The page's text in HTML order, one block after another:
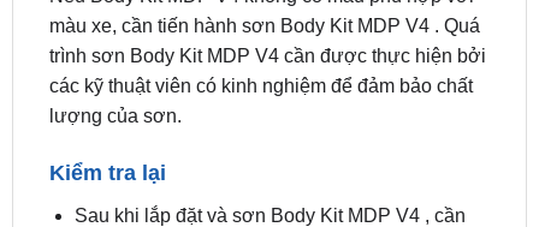
Sơn Body Kit MDP V4
Nếu Body Kit MDP V4 không có màu phù hợp với
màu xe, cần tiến hành sơn Body Kit MDP V4 . Quá
các kỹ thuật viên có kinh nghiệm để đảm bảo chất
lượng của sơn.